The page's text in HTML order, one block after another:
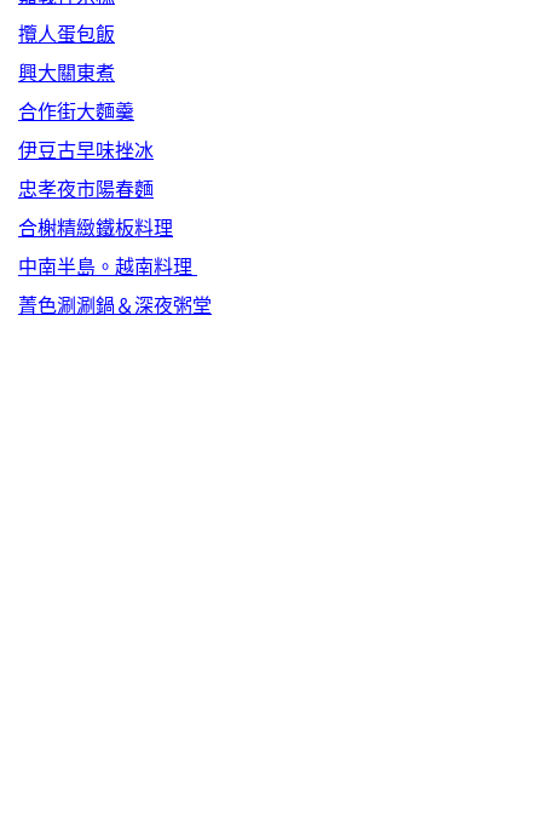
攬人蛋包飯
興大關東煮
合作街大麵羹
伊豆古早味挫冰
忠孝夜市陽春麵
合榭精緻鐵板料理
中南半島。越南料理
菁色涮涮鍋＆深夜粥堂